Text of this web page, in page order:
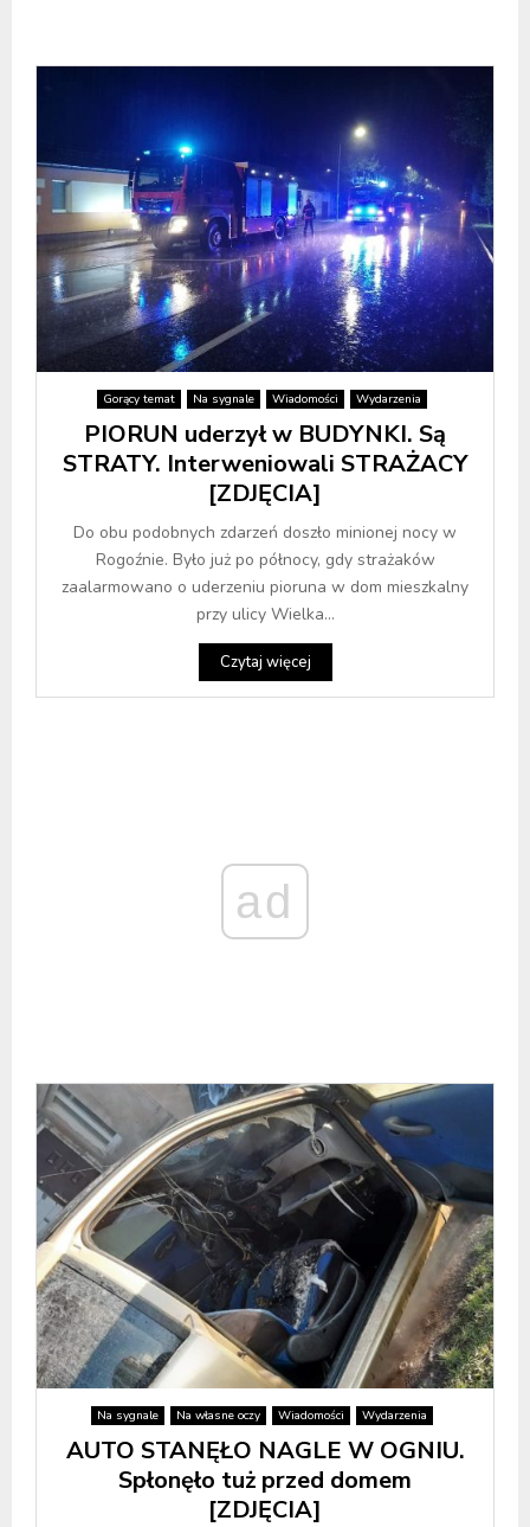
Gorący temat Na sygnale Wiadomości Wydarzenia
PIORUN uderzył w BUDYNKI. Są
STRATY. Interweniowali STRAŻACY
[ZDJĘCIA]
Do obu podobnych zdarzeń doszło minionej nocy w
Rogoźnie. Było już po północy, gdy strażaków
zaalarmowano o uderzeniu pioruna w dom mieszkalny
przy ulicy Wielka...
Czytaj więcej
ad
Na sygnale Na własne oczy Wiadomości Wydarzenia
AUTO STANĘŁO NAGLE W OGNIU.
Spłonęło tuż przed domem
[ZDJĘCIA]